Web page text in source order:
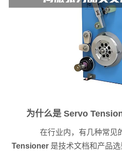
为什么是 Servo
在行业内，有几种常见
Tensioner 是技术文档和产品